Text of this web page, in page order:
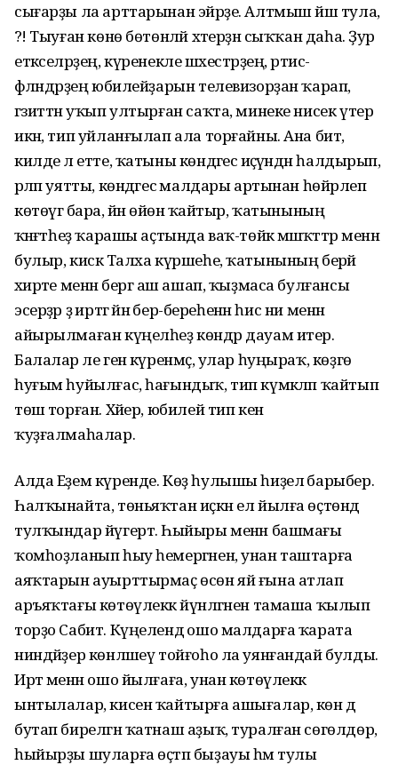
сығарҙы ла арттарынан эйәрҙе. Алтмыш йәш тула,
ә?! Тыуған көнө бөтөнләй хәтерҙән сыҡҡан даһа. Ҙур
етәкселәрҙең, күренекле шәхестәрҙең, әртис-
фәләндәрҙең юбилейҙарын телевизорҙан ҡарап,
гәзиттән уҡып ултырған саҡта, минеке нисек үтер
икән, тип уйланғылап ала торғайны. Ана бит,
килде лә етте, ҡатыны көндәгесә иҫәүәндән һалдырып,
әрләп уятты, көндәгесә малдары артынан һөйрәлеп
көтөүгә бара, йәнә өйөнә ҡайтыр, ҡатынының
ҡәнәғәтһеҙ ҡарашы аҫтында ваҡ-төйәк мәшәҡәттәр менән
булыр, кискә Талха күршеһе, ҡатынының берәй
әхирәте менән бергә аш ашап, ҡыҙмаса булғансы
эсерҙәр ҙә иртәгә йәнә бер-береһенән һис ни менән
айырылмаған күңелһеҙ көндәр дауам итер.
Балалар әле генә күренмәҫ, улар һуңыраҡ, көҙгө
һуғым һуйылғас, һағындыҡ, тип күмәкләп ҡайтып
төшә торған. Хәйер, юбилей тип кенә
ҡуҙғалмаһалар.
Алда Еҙем күренде. Көҙ һулышы һиҙелә барыбер.
Һалҡынайта, төньяҡтан иҫкән ел йылға өҫтөндә
тулҡындар йүгертә. Һыйыры менән башмағы
ҡомһоҙланып һыу һемергәнен, унан таштарға
аяҡтарын ауырттырмаҫ өсөн яй ғына атлап
аръяҡтағы көтөүлеккә йүнәлгәнен тамаша ҡылып
торҙо Сабит. Күңелендә ошо малдарға ҡарата
ниндәйҙер көнләшеү тойғоһо ла уянғандай булды.
Иртә менән ошо йылғаға, унан көтөүлеккә
ынтылалар, кисен ҡайтырға ашығалар, көн дә
бутап бирелгән ҡатнаш аҙыҡ, туралған сөгөлдөр, ә
һыйырҙы шуларға өҫтәп быҙауы һәм тулы